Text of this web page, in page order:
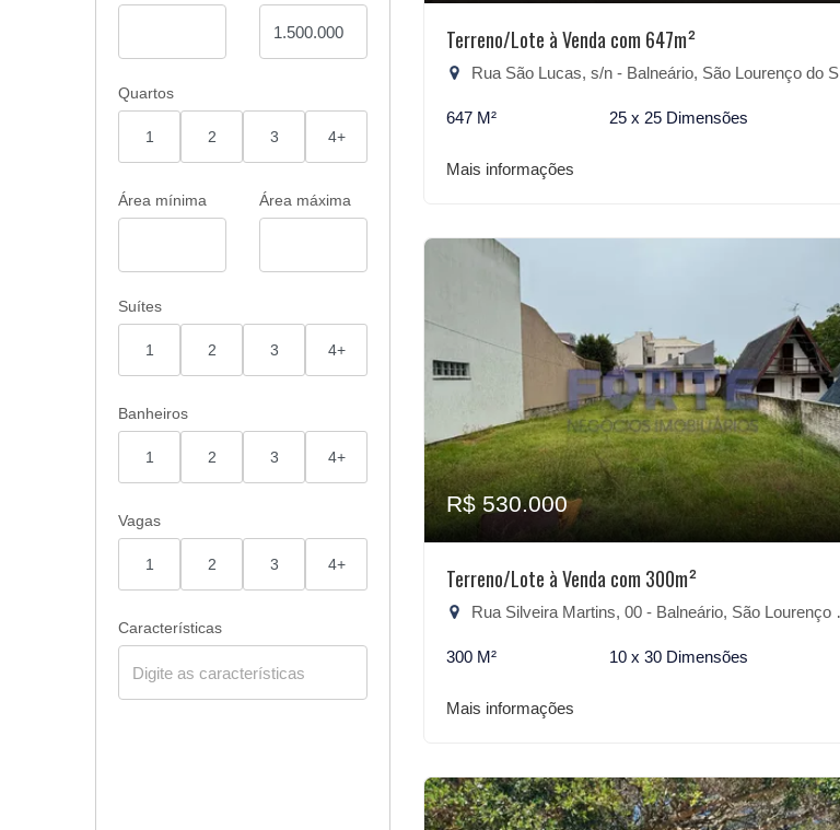
Quartos
1 2 3 4+
Área mínima Área máxima
Suítes
1 2 3 4+
Banheiros
1 2 3 4+
Vagas
1 2 3 4+
Características
Terreno/Lote à Venda com 647m²
Rua São Lucas, s/n - Balneário, São Lourenço do Sul-RS
647 M² 25 x 25 Dimensões
Mais informações
R$ 530.000
Terreno/Lote à Venda com 300m²
Rua Silveira Martins, 00 - Balneário, São Lourenço do Sul-RS
300 M² 10 x 30 Dimensões
Mais informações